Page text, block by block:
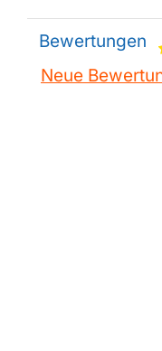
Bewertungen
Neue